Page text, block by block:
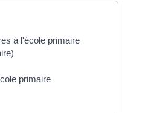
à l'école primaire
primaire